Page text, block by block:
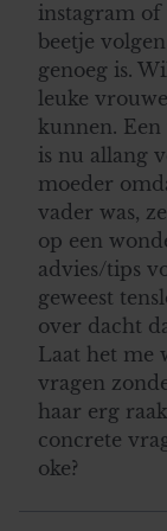
instagram of
beetje
genoeg is.
leuke
kunnen.
is nu allang
moeder
vader was,
op een
advies/tips
geweest
over dacht
Laat het me
vragen
haar erg
concrete
oke?